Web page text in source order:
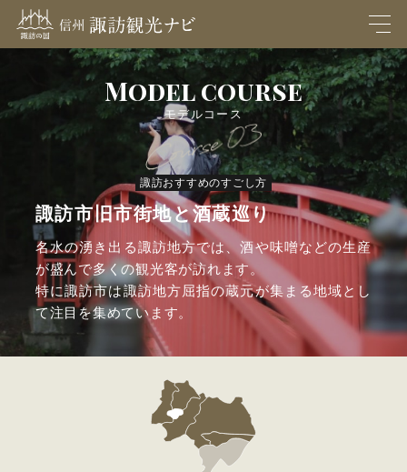
EN
U
Model course
モデルコース
諏訪おすすめのすごし方
諏訪市旧市街地と酒蔵巡り
名水の湧き出る諏訪地方では、酒や味噌などの生産
が盛んで多くの観光客が訪れます。
特に諏訪市は諏訪地方屈指の蔵元が集まる地域とし
て注目を集めています。